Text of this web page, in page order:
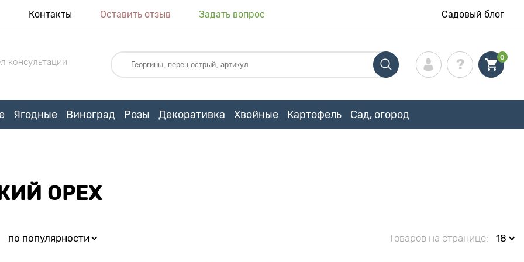
Контакты Оставить отзыв Задать вопрос Садовый блог
консультации 0
Ягодные Виноград Розы Декоративка Хвойные Картофель Сад, огород
ОРЕХ
по популярности Товаров на странице: 18